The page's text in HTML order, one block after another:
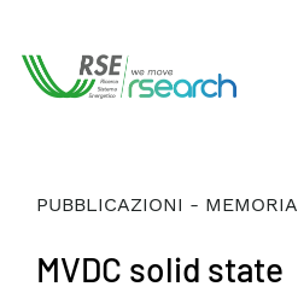
PUBBLICAZIONI - MEMORIA
MVDC solid state